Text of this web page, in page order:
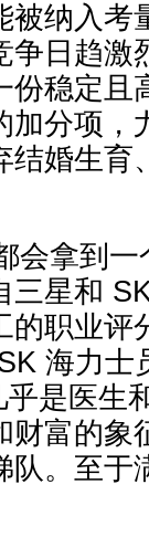
纳入考
日趋激
稳定且
加分项，
婚生育
拿到一
三星和
的职业评
海力士
是医生
富的象
队。至于